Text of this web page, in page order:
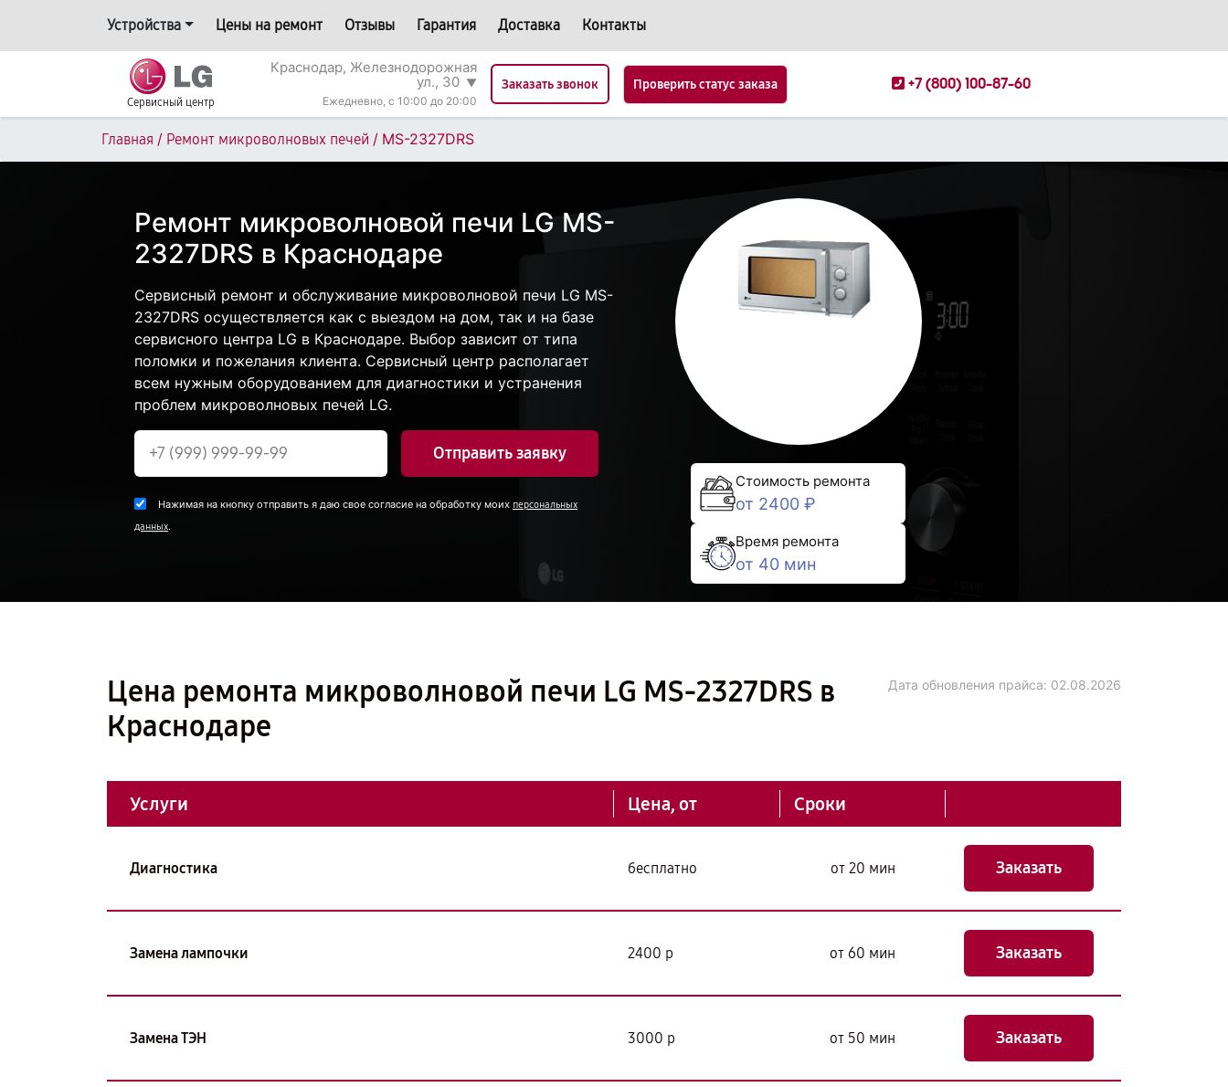
Устройства Цены на ремонт Отзывы Гарантия Доставка Контакты
Сервисный центр
Краснодар, Железнодорожная
ул., 30 ▼
Ежедневно, с 10:00 до 20:00
Заказать звонок Проверить статус заказа +7 (800) 100-87-60
Главная / Ремонт микроволновых печей / MS-2327DRS
Ремонт микроволновой печи LG MS-
2327DRS в Краснодаре
Сервисный ремонт и обслуживание микроволновой печи LG MS-
2327DRS осуществляется как с выездом на дом, так и на базе
сервисного центра LG в Краснодаре. Выбор зависит от типа
поломки и пожелания клиента. Сервисный центр располагает
всем нужным оборудованием для диагностики и устранения
проблем микроволновых печей LG.
Отправить заявку
Нажимая на кнопку отправить я даю свое согласие на обработку моих персональных
данных.
Стоимость ремонта
от 2400 ₽
Время ремонта
от 40 мин
Цена ремонта микроволновой печи LG MS-2327DRS в
Краснодаре
Дата обновления прайса: 02.08.2026
Услуги Цена, от Сроки
Диагностика бесплатно от 20 мин Заказать
Замена лампочки 2400 р от 60 мин Заказать
Замена ТЭН 3000 р от 50 мин Заказать